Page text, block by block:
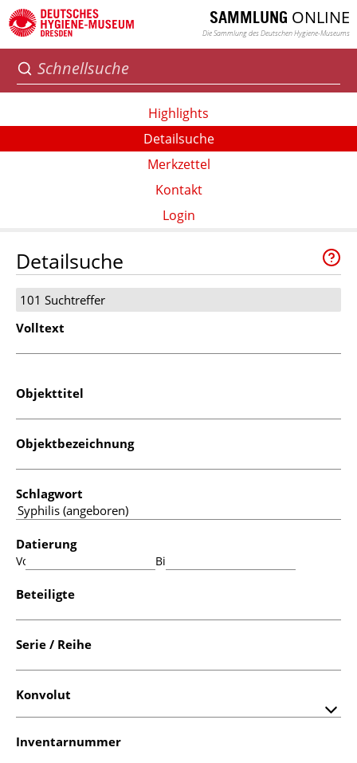
SAMMLUNG ONLINE
Die Sammlung des Deutschen Hygiene-Museums
Highlights
Detailsuche
Merkzettel
Kontakt
Login
Detailsuche
101 Suchtreffer
Volltext
Objekttitel
Objektbezeichnung
Schlagwort
Datierung
Von: Bis:
Beteiligte
Serie / Reihe
Konvolut
Inventarnummer